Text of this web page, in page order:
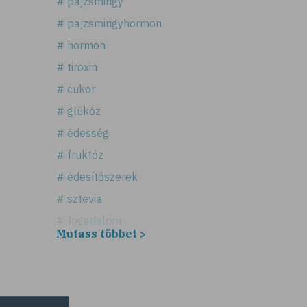
# pajzsmirigyhormon
# hormon
# tiroxin
# cukor
# glükóz
# édesség
# fruktóz
# édesítőszerek
# sztevia
# fogadalom
Mutass többet >